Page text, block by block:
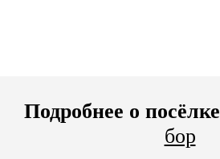
Подробнее о посёлке
бор